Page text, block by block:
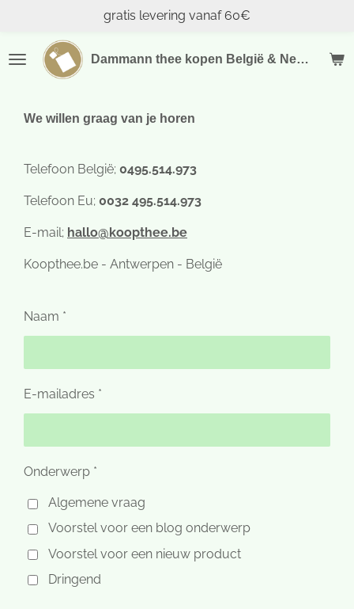
naar
Dammann thee kopen België & Nederland
gratis levering vanaf 60€
We willen graag van je horen
Telefoon België; 0495.514.973
Telefoon Eu; 0032 495.514.973
E-mail; hallo@koopthee.be
Koopthee.be - Antwerpen - België
Naam *
E-mailadres *
Onderwerp *
Algemene vraag
Voorstel voor een blog onderwerp
Voorstel voor een nieuw product
Dringend